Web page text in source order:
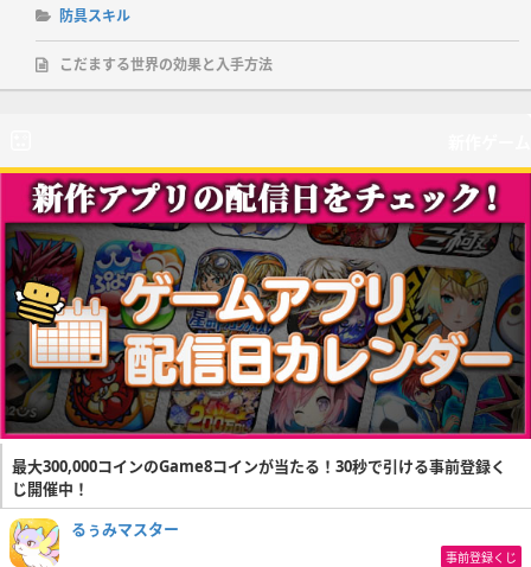
防具スキル
こだまする世界の効果と入手方法
最大300,000コインのGame8コインが当たる！30秒で引ける事前登録く
じ開催中！
るぅみマスター
事前登録くじ